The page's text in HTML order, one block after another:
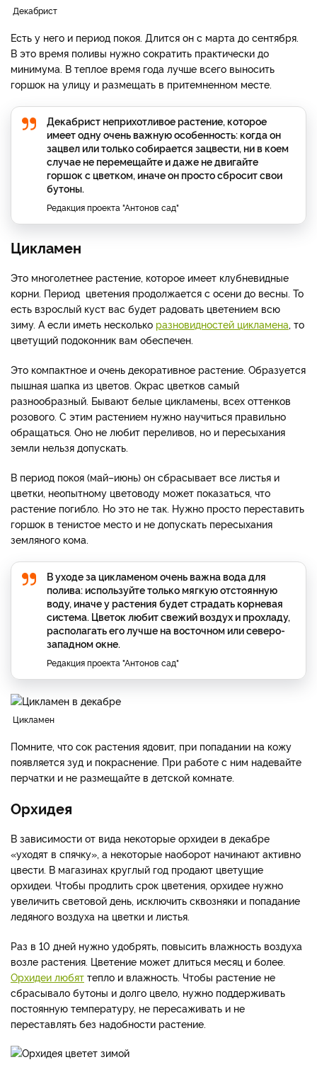
Декабрист
Есть у него и период покоя. Длится он с марта до сентября.
В это время поливы нужно сократить практически до
минимума. В теплое время года лучше всего выносить
горшок на улицу и размещать в притемненном месте.
Декабрист неприхотливое растение, которое
имеет одну очень важную особенность: когда он
зацвел или только собирается зацвести, ни в коем
случае не перемещайте и даже не двигайте
горшок с цветком, иначе он просто сбросит свои
бутоны.
Редакция проекта "Антонов сад"
Цикламен
Это многолетнее растение, которое имеет клубневидные
корни. Период цветения продолжается с осени до весны. То
есть взрослый куст вас будет радовать цветением всю
зиму. А если иметь несколько разновидностей цикламена, то
цветущий подоконник вам обеспечен.
Это компактное и очень декоративное растение. Образуется
пышная шапка из цветов. Окрас цветков самый
разнообразный. Бывают белые цикламены, всех оттенков
розового. С этим растением нужно научиться правильно
обращаться. Оно не любит переливов, но и пересыхания
земли нельзя допускать.
В период покоя (май–июнь) он сбрасывает все листья и
цветки, неопытному цветоводу может показаться, что
растение погибло. Но это не так. Нужно просто переставить
горшок в тенистое место и не допускать пересыхания
земляного кома.
В уходе за цикламеном очень важна вода для
полива: используйте только мягкую отстоянную
воду, иначе у растения будет страдать корневая
система. Цветок любит свежий воздух и прохладу,
располагать его лучше на восточном или северо-
западном окне.
Редакция проекта "Антонов сад"
Цикламен
Помните, что сок растения ядовит, при попадании на кожу
появляется зуд и покраснение. При работе с ним надевайте
перчатки и не размещайте в детской комнате.
Орхидея
В зависимости от вида некоторые орхидеи в декабре
«уходят в спячку», а некоторые наоборот начинают активно
цвести. В магазинах круглый год продают цветущие
орхидеи. Чтобы продлить срок цветения, орхидее нужно
увеличить световой день, исключить сквозняки и попадание
ледяного воздуха на цветки и листья.
Раз в 10 дней нужно удобрять, повысить влажность воздуха
возле растения. Цветение может длиться месяц и более.
Орхидеи любят тепло и влажность. Чтобы растение не
сбрасывало бутоны и долго цвело, нужно поддерживать
постоянную температуру, не пересаживать и не
переставлять без надобности растение.